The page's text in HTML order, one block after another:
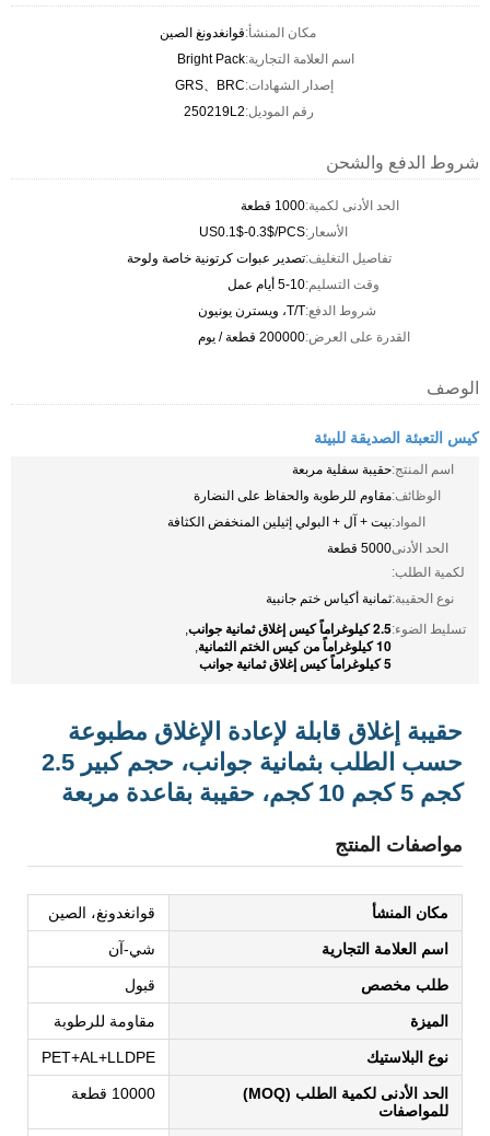
مكان المنشأ:قوانغدونغ الصين
اسم العلامة التجارية:Bright Pack
إصدار الشهادات:GRS、BRC
رقم الموديل:250219L2
شروط الدفع والشحن
الحد الأدنى لكمية:1000 قطعة
الأسعار:US0.1$-0.3$/PCS
تفاصيل التغليف:تصدير عبوات كرتونية خاصة ولوحة
وقت التسليم:5-10 أيام عمل
شروط الدفع:T/T، ويسترن يونيون
القدرة على العرض:200000 قطعة / يوم
الوصف
كيس التعبئة الصديقة للبيئة
اسم المنتج:حقيبة سفلية مربعة
الوظائف:مقاوم للرطوبة والحفاظ على النضارة
المواد:بيت + آل + البولي إثيلين المنخفض الكثافة
الحد الأدنى
لكمية الطلب:
5000 قطعة
نوع الحقيبة:ثمانية أكياس ختم جانبية
تسليط الضوء:2.5 كيلوغراماً كيس إغلاق ثمانية جوانب ,
10 كيلوغراماً من كيس الختم الثمانية ,
5 كيلوغراماً كيس إغلاق ثمانية جوانب
حقيبة إغلاق قابلة لإعادة الإغلاق مطبوعة
حسب الطلب بثمانية جوانب، حجم كبير 2.5
كجم 5 كجم 10 كجم، حقيبة بقاعدة مربعة
مواصفات المنتج
مكان المنشأ قوانغدونغ، الصين
اسم العلامة التجارية شي-آن
طلب مخصص قبول
الميزة مقاومة للرطوبة
نوع البلاستيك PET+AL+LLDPE
الحد الأدنى لكمية الطلب (MOQ)
للمواصفات
10000 قطعة